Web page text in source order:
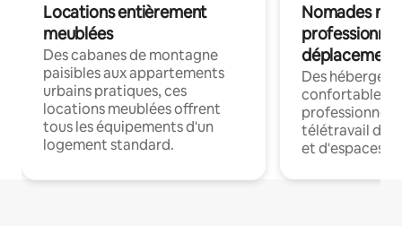
Locations entièrement
meublées
Des cabanes de montagne
paisibles aux appartements
urbains pratiques, ces
locations meublées offrent
tous les équipements d'un
logement standard.
Nomades
déplacement
Des
confortables
professionnels
télétravail
et d'espaces